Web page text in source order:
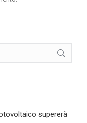
supererà